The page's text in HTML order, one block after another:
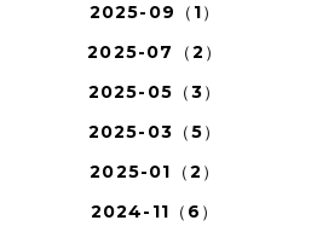
2025-09（1）
2025-07（2）
2025-05（3）
2025-03（5）
2025-01（2）
2024-11（6）